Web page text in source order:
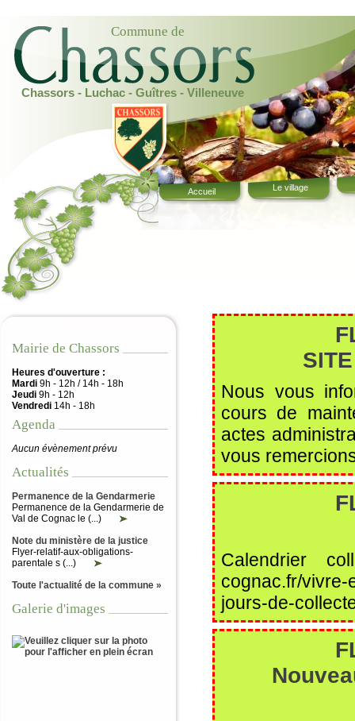
Commune de
Chassors - Luchac - Guîtres - Villeneuve
Accueil Le village
Mairie de Chassors
Heures d'ouverture :
Mardi 9h - 12h / 14h - 18h
Jeudi 9h - 12h
Vendredi 14h - 18h
Agenda
Aucun évènement prévu
Actualités
Permanence de la Gendarmerie
Permanence de la Gendarmerie de
Val de Cognac le (...)
Note du ministère de la justice
Flyer-relatif-aux-obligations-
parentale s (...)
Toute l'actualité de la commune »
Galerie d'images
Nous vous
cours de
actes
vous
Calendrier
cognac.fr/vivre-
jours-de-